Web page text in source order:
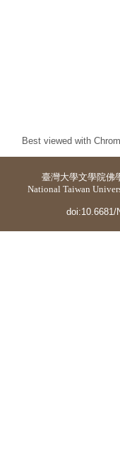
Best viewed with
臺灣大學文學院佛
National Taiwan
doi:10.6681/